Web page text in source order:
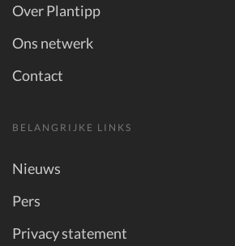
Over Plantipp
Ons netwerk
Contact
BELANGRIJKE LINKS
Nieuws
Pers
Privacy statement